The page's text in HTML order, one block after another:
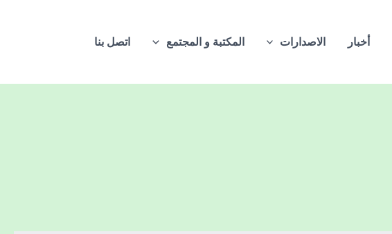
أخبار الاصدارات المكتبة و المجتمع اتصل بنا